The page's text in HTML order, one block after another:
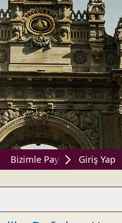
Bizimle Paylaşın!Giriş Yap